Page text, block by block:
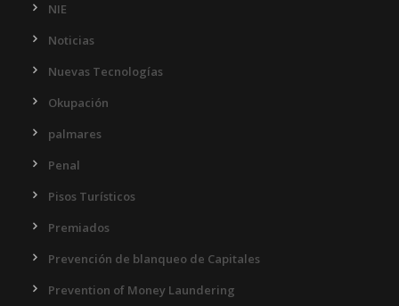
NIE
Noticias
Nuevas Tecnologías
Okupación
palmares
Penal
Pisos Turísticos
Premiados
Prevención de blanqueo de Capitales
Prevention of Money Laundering